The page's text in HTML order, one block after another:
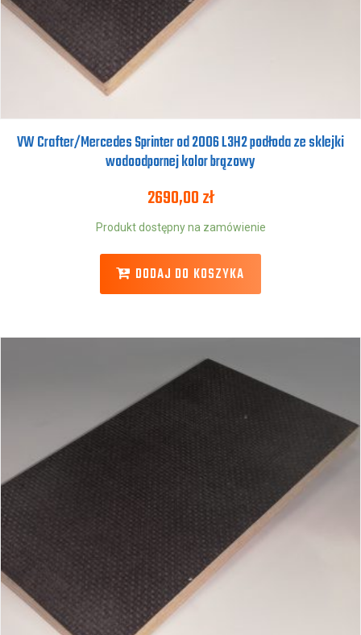
VW Crafter/Mercedes Sprinter od 2006 L3H2 podłoda ze sklejki
wodoodpornej kolor brązowy
2690,00zł
Produkt dostępny na zamówienie
DODAJ DO KOSZYKA